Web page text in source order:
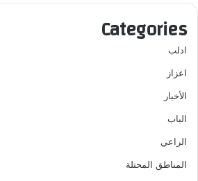
Categories
ادلب
اعزاز
الأخبار
الباب
الراعي
المناطق المحتلة